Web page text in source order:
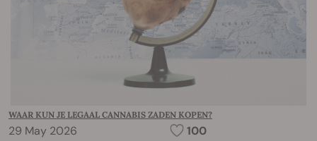
WAAR KUN JE LEGAAL CANNABIS ZADEN KOPEN?
29 May 2026 100